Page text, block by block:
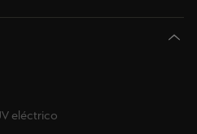
eléctrico